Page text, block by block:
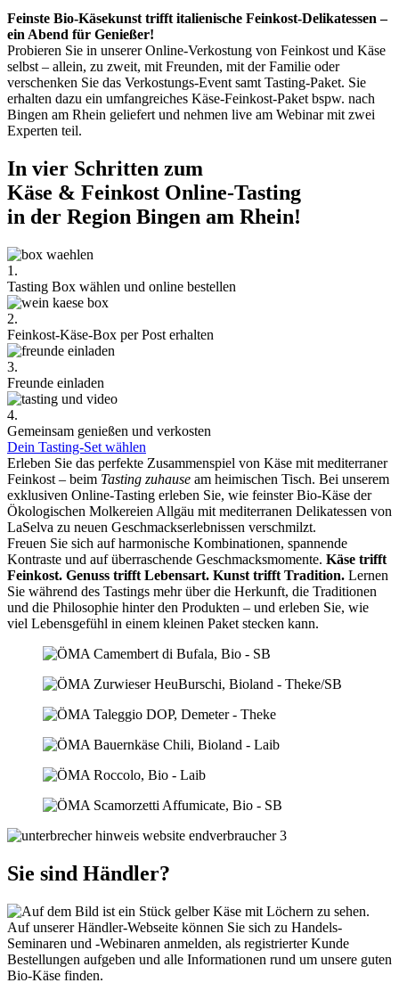
Feinste Bio-Käsekunst trifft italienische Feinkost-Delikatessen –
ein Abend für Genießer!
Probieren Sie in unserer Online-Verkostung von Feinkost und Käse
selbst – allein, zu zweit, mit Freunden, mit der Familie oder
verschenken Sie das Verkostungs-Event samt Tasting-Paket. Sie
erhalten dazu ein umfangreiches Käse-Feinkost-Paket bspw. nach
Bingen am Rhein geliefert und nehmen live am Webinar mit zwei
Experten teil.
In vier Schritten zum
Käse & Feinkost Online-Tasting
in der Region Bingen am Rhein!
1.
Tasting Box wählen und online bestellen
2.
Feinkost-Käse-Box per Post erhalten
3.
Freunde einladen
4.
Gemeinsam genießen und verkosten
Dein Tasting-Set wählen
Erleben Sie das perfekte Zusammenspiel von Käse mit mediterraner
Feinkost – beim Tasting zuhause am heimischen Tisch. Bei unserem
exklusiven Online-Tasting erleben Sie, wie feinster Bio-Käse der
Ökologischen Molkereien Allgäu mit mediterranen Delikatessen von
LaSelva zu neuen Geschmackserlebnissen verschmilzt.
Freuen Sie sich auf harmonische Kombinationen, spannende
Kontraste und auf überraschende Geschmacksmomente. Käse trifft
Feinkost. Genuss trifft Lebensart. Kunst trifft Tradition. Lernen
Sie während des Tastings mehr über die Herkunft, die Traditionen
und die Philosophie hinter den Produkten – und erleben Sie, wie
viel Lebensgefühl in einem kleinen Paket stecken kann.
Sie sind Händler?
Auf unserer Händler-Webseite können Sie sich zu Handels-
Seminaren und -Webinaren anmelden, als registrierter Kunde
Bestellungen aufgeben und alle Informationen rund um unsere guten
Bio-Käse finden.